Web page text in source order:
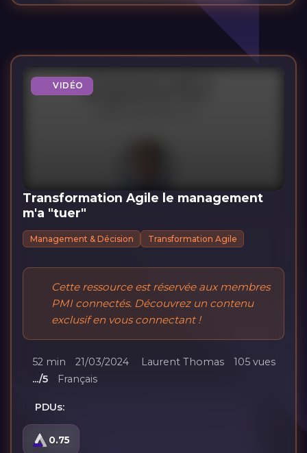
VIDÉO
Transformation Agile le management
m'a "tuer"
Management & Décision Transformation Agile
Cette ressource est réservée aux membres
PMI connectés. Découvrez un contenu
exclusif en vous connectant !
52 min 21/03/2024 Laurent Thomas
105 vues
.../5
Français
PDUs:
0.75